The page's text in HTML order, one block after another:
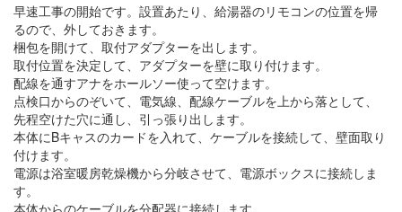
早速工事の開始です。設置あたり、給湯器のリモコンの位置を帰
るので、外しておきます。
梱包を開けて、取付アダプターを出します。
取付位置を決定して、アダプターを壁に取り付けます。
配線を通すアナをホールソー使って空けます。
点検口からのぞいて、電気線、配線ケーブルを上から落として、
先程空けた穴に通し、引っ張り出します。
本体にBキャスのカードを入れて、ケーブルを接続して、壁面取り
付けます。
電源は浴室暖房乾燥機から分岐させて、電源ボックスに接続しま
す。
本体からのケーブルを分配器に接続します。